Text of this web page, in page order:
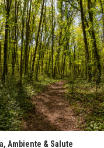
Ambiente & Salute